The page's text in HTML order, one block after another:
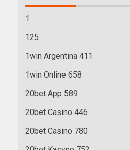
1
125
1win Argentina 411
1win Online 658
20bet App 589
20bet Casino 446
20bet Casino 780